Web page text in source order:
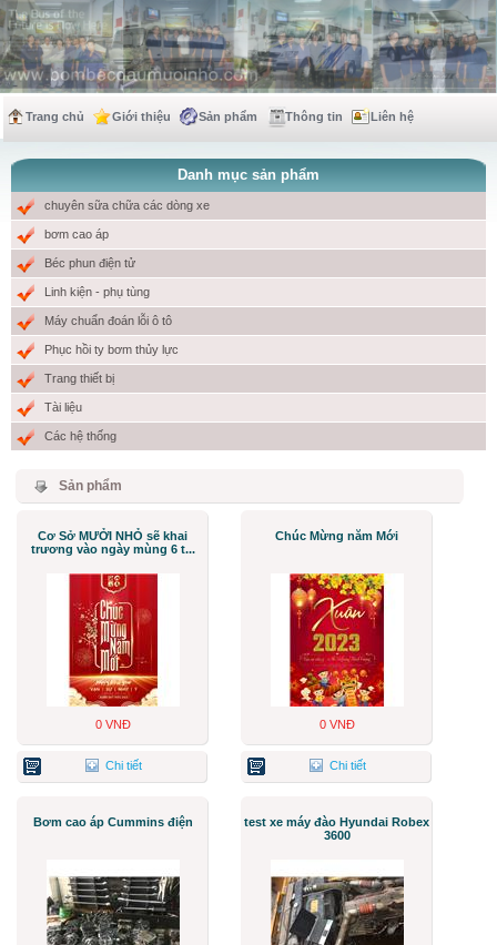
Trang chủ Giới thiệu Sản phẩm Thông tin Liên hệ
Danh mục sản phẩm
chuyên sữa chữa các dòng xe
bơm cao áp
Béc phun điện tử
Linh kiện - phụ tùng
Máy chuẩn đoán lỗi ô tô
Phục hồi ty bơm thủy lực
Trang thiết bị
Tài liệu
Các hệ thống
Sản phẩm
Cơ Sở MƯỞI NHỎ sẽ khai
trương vào ngày mùng 6 t...
0 VNĐ
Chi tiết
Chúc Mừng năm Mới
0 VNĐ
Chi tiết
Bơm cao áp Cummins điện
test xe máy đào Hyundai Robex
3600